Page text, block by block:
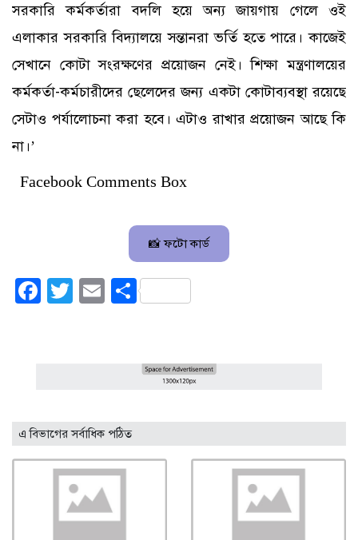
সরকারি কর্মকর্তারা বদলি হয়ে অন্য জায়গায় গেলে ওই
এলাকার সরকারি বিদ্যালয়ে সন্তানরা ভর্তি হতে পারে। কাজেই
সেখানে কোটা সংরক্ষণের প্রয়োজন নেই। শিক্ষা মন্ত্রণালয়ের
কর্মকর্তা-কর্মচারীদের ছেলেদের জন্য একটা কোটাব্যবস্থা রয়েছে
সেটাও পর্যালোচনা করা হবে। এটাও রাখার প্রয়োজন আছে কি
না।’
Facebook Comments Box
📸 ফটো কার্ড
Facebook
Twitter
EmailShare
এ বিভাগের সর্বাধিক পঠিত